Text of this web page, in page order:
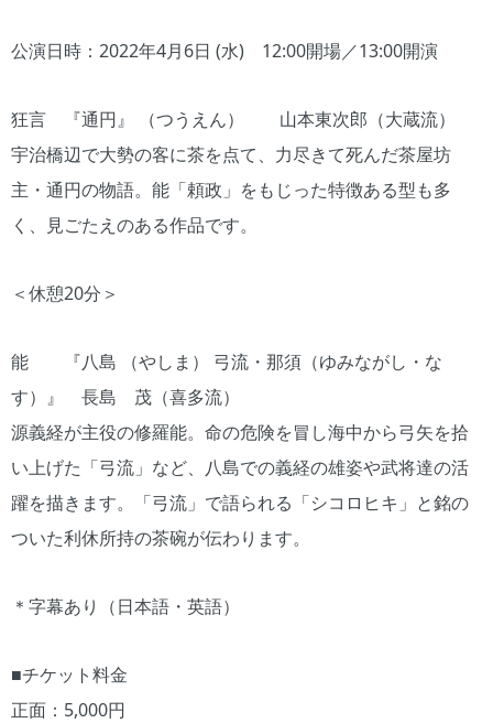
公演日時：2022年4月6日 (水) 12:00開場／13:00開演
狂言 『通円』 （つうえん） 山本東次郎（大蔵流）
宇治橋辺で大勢の客に茶を点て、力尽きて死んだ茶屋坊
主・通円の物語。能「頼政」をもじった特徴ある型も多
く、見ごたえのある作品です。
＜休憩20分＞
能 『八島 （やしま） 弓流・那須（ゆみながし・な
す）』 長島 茂（喜多流）
源義経が主役の修羅能。命の危険を冒し海中から弓矢を拾
い上げた「弓流」など、八島での義経の雄姿や武将達の活
躍を描きます。「弓流」で語られる「シコロヒキ」と銘の
ついた利休所持の茶碗が伝わります。
＊字幕あり（日本語・英語）
■チケット料金
正面：5,000円